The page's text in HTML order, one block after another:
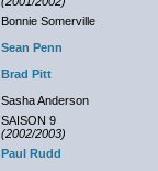
Bonnie Somerville
Sean Penn
Brad Pitt
Sasha Anderson
SAISON 9
(2002/2003)
Paul Rudd